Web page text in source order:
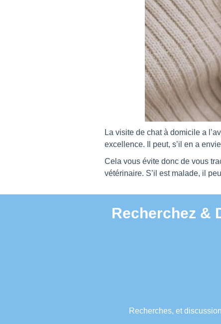
La visite de chat à domicile a
excellence. Il peut, s’il en a
Cela vous évite donc de vous
vétérinaire. S’il est malade, il
Recherchez &
Recherches, et